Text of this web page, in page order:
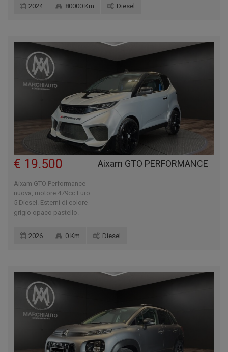
2024 80000 Km Diesel
Aixam GTO PERFORMANCE
€ 19.500
Aixam GTO Performance
nuova, motore 479cc Euro
5 Diesel. Esterni di colore
grigio opaco pastello.
2026 0 Km Diesel